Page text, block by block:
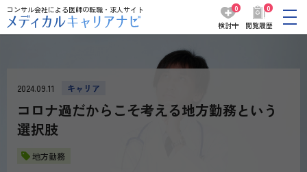
コンサル会社による医師の転職・求人サイト
0
検討中
0
閲覧履歴
2024.09.11 キャリア
コロナ過だからこそ考える地方勤務という
選択肢
地方勤務